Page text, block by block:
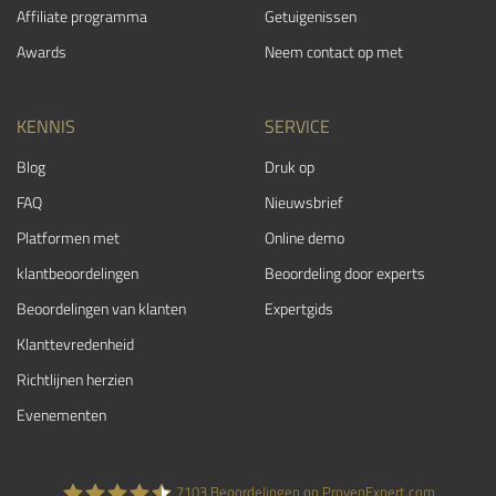
Affiliate programma
Awards
Getuigenissen
Neem contact op met
KENNIS
Blog
FAQ
Platformen met
klantbeoordelingen
Beoordelingen van klanten
Klanttevredenheid
Richtlijnen herzien
Evenementen
SERVICE
Druk op
Nieuwsbrief
Online demo
Beoordeling door experts
Expertgids
7103 Beoordelingen op ProvenExpert.com